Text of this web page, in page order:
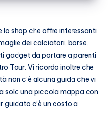
lo shop che offre interessanti
dei calciatori, borse,
gadget da portare a parenti
Tour. Vi ricordo inoltre che
non c’è alcuna guida che vi
solo una piccola mappa con
guidato c’è un costo a